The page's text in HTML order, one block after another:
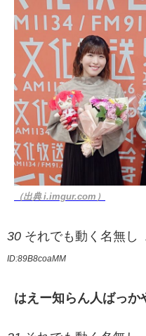
（出典 i.imgur.com）
30 それでも動く名無し
ID:89B8coaMM
はえー知らん人ばっか